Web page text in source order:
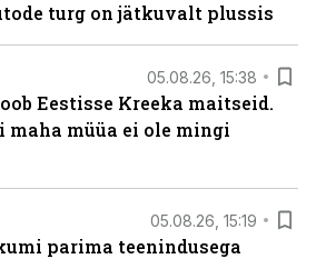
turg on jätkuvalt plussis
05.08.26, 15:38
Eestisse Kreeka maitseid.
maha müüa ei ole mingi
05.08.26, 15:19
parima teenindusega